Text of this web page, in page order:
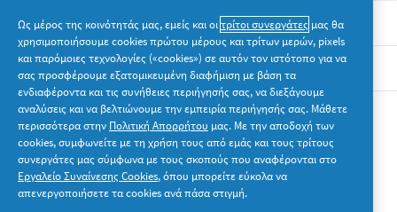
Σχετικά με την P&G
Νομικά
Ακολουθήστε μας
Ως μέρος της κοινότητάς μας, εμείς και οιτρίτοι συνεργάτες μας θα
χρησιμοποιήσουμε cookies πρώτου μέρους και τρίτων μερών, pixels
και παρόμοιες τεχνολογίες («cookies») σε αυτόν τον ιστότοπο για να
σας προσφέρουμε εξατομικευμένη διαφήμιση με βάση τα
ενδιαφέροντα και τις συνήθειες περιήγησής σας, να διεξάγουμε
αναλύσεις και να βελτιώνουμε την εμπειρία περιήγησής σας. Μάθετε
περισσότερα στην Πολιτική Απορρήτου μας. Με την αποδοχή των
cookies, συμφωνείτε με τη χρήση τους από εμάς και τους τρίτους
συνεργάτες μας σύμφωνα με τους σκοπούς που αναφέρονται στο
Εργαλείο Συναίνεσης Cookies, όπου μπορείτε εύκολα να
απενεργοποιήσετε τα cookies ανά πάσα στιγμή.